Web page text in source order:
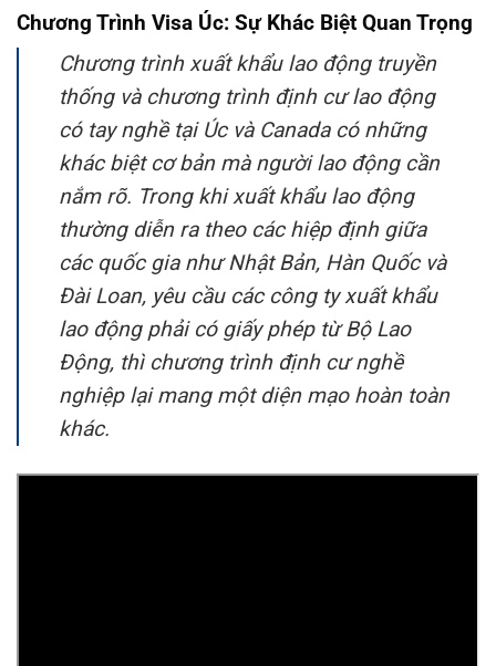
Chương Trình Visa Úc: Sự Khác Biệt Quan Trọng
Chương trình xuất khẩu lao động truyền
thống và chương trình định cư lao động
có tay nghề tại Úc và Canada có những
khác biệt cơ bản mà người lao động cần
nắm rõ. Trong khi xuất khẩu lao động
thường diễn ra theo các hiệp định giữa
các quốc gia như Nhật Bản, Hàn Quốc và
Đài Loan, yêu cầu các công ty xuất khẩu
lao động phải có giấy phép từ Bộ Lao
Động, thì chương trình định cư nghề
nghiệp lại mang một diện mạo hoàn toàn
khác.